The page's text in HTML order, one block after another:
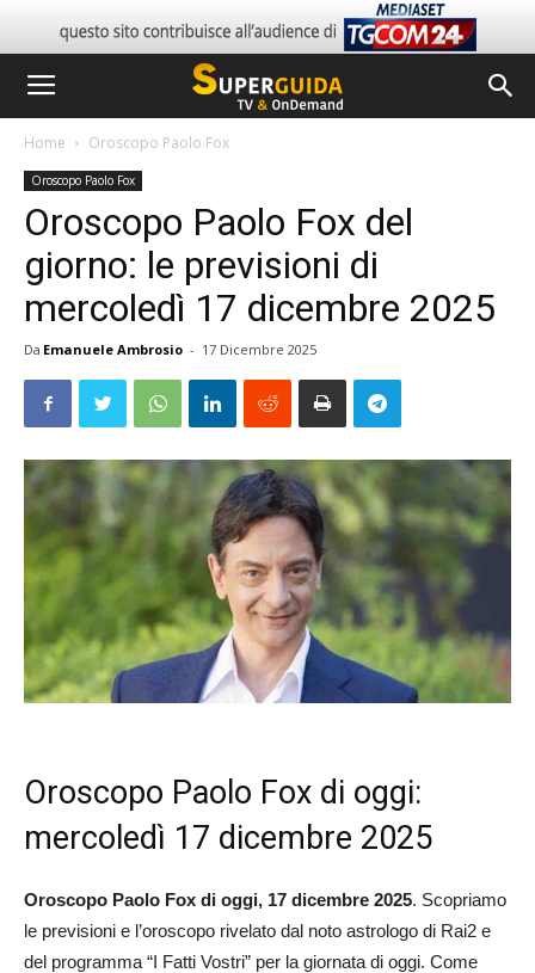
Home Oroscopo Paolo Fox
Oroscopo Paolo Fox
Oroscopo Paolo Fox del
giorno: le previsioni di
mercoledì 17 dicembre 2025
Da Emanuele Ambrosio - 17 Dicembre 2025
Oroscopo Paolo Fox di oggi:
mercoledì 17 dicembre 2025
Oroscopo Paolo Fox di oggi, 17 dicembre 2025. Scopriamo
le previsioni e l’oroscopo rivelato dal noto astrologo di Rai2 e
del programma “I Fatti Vostri” per la giornata di oggi. Come